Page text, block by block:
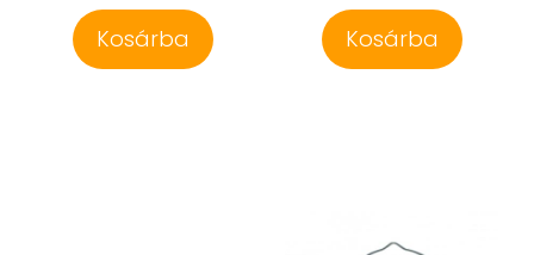
Kosárba Kosárba